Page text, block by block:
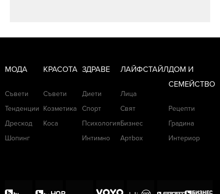
МОДА
Съвети
Тенденции
Дрескод
Шопинг
КРАСОТА
Съвети
Козметика
Коса
ЗДРАВЕ
Диети
Спорт
Психология
Интимно
ЛАЙФСТАЙЛ
Лица
Свят
Бизнес
Артbox
ДОМ И
СЕМЕЙСТВО
Рецепти
Градина
Интериор